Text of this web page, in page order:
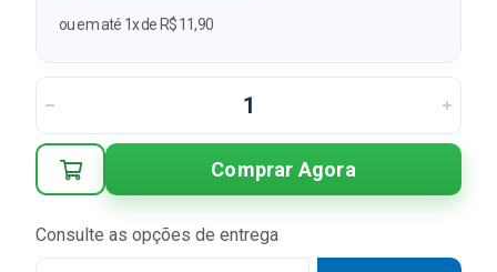
ou em até 1x de R$ 11,90
Comprar Agora
Consulte as opções de entrega